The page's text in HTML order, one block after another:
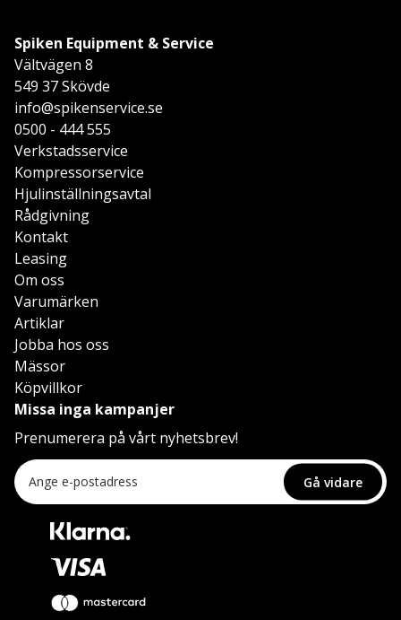
Spiken Equipment & Service
Vältvägen 8
549 37 Skövde
info@spikenservice.se
0500 - 444 555
Verkstadsservice
Kompressorservice
Hjulinställningsavtal
Rådgivning
Kontakt
Leasing
Om oss
Varumärken
Artiklar
Jobba hos oss
Mässor
Köpvillkor
Missa inga kampanjer
Prenumerera på vårt nyhetsbrev!
Gå vidare